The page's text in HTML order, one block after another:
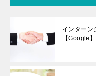
インターン
【Google